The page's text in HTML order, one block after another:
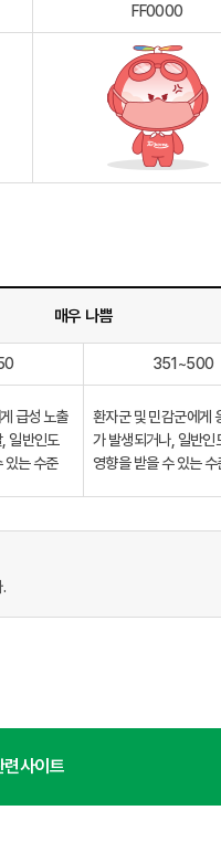
FF0000
매우 나쁨
351~500
급성 노출
일반인도
있는 수준
환자군 및 민감군에게
가 발생되거나, 일반인
영향을 받을 수 있는 수
사이트